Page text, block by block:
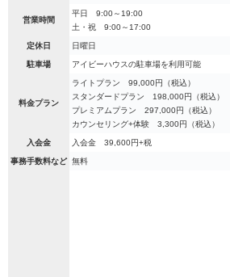
営業時間
平日 9:00～19:00
土・祝 9:00～17:00
定休日 日曜日
駐車場 アイビーハウスの駐車場を利用可能
料金プラン
ライトプラン 99,000円（税込）
スタンダードプラン 198,000円（税込）
プレミアムプラン 297,000円（税込）
カウンセリング+体験 3,300円（税込）
入会金 入会金 39,600円+税
事務手数料など 無料